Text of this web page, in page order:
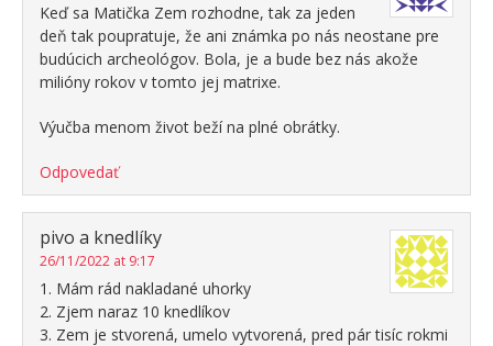
Keď sa Matička Zem rozhodne, tak za jeden
deň tak poupratuje, že ani známka po nás neostane pre
budúcich archeológov. Bola, je a bude bez nás akože
milióny rokov v tomto jej matrixe.
Výučba menom život beží na plné obrátky.
Odpovedať
pivo a knedlíky
26/11/2022 at 9:17
1. Mám rád nakladané uhorky
2. Zjem naraz 10 knedlíkov
3. Zem je stvorená, umelo vytvorená, pred pár tisíc rokmi